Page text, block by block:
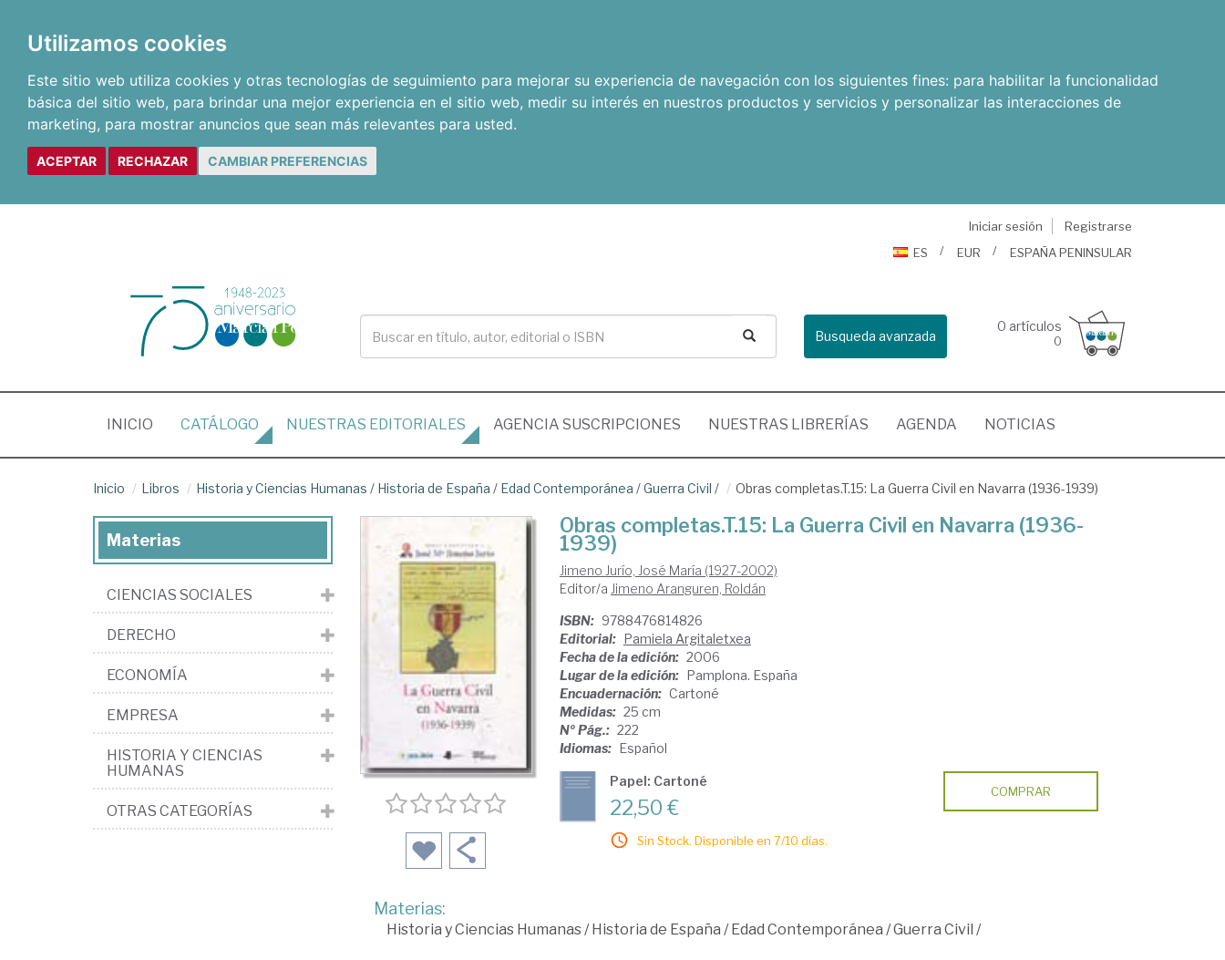
Utilizamos cookies
Este sitio web utiliza cookies y otras tecnologías de seguimiento para mejorar su experiencia de navegación con los siguientes fines: para habilitar la funcionalidad
básica del sitio web, para brindar una mejor experiencia en el sitio web, medir su interés en nuestros productos y servicios y personalizar las interacciones de
marketing, para mostrar anuncios que sean más relevantes para usted.
ACEPTAR RECHAZAR CAMBIAR PREFERENCIAS
Iniciar sesión
Registrarse
ES
EUR ESPAÑA PENINSULAR
Busqueda avanzada
0 artículos
0
INICIO (CURRENT)
CATÁLOGO NUESTRAS EDITORIALES AGENCIA SUSCRIPCIONES NUESTRAS LIBRERÍAS AGENDA NOTICIAS
Inicio Libros Historia y Ciencias Humanas / Historia de España / Edad Contemporánea /Guerra Civil / Obras completas.T.15: La Guerra Civil en Navarra (1936-1939)
Obras completas.T.15: La Guerra Civil en Navarra (1936-
1939)
Jimeno Jurío, José María (1927-2002)
Editor/a Jimeno Aranguren, Roldán
ISBN: 9788476814826
Editorial: Pamiela Argitaletxea
Fecha de la edición: 2006
Lugar de la edición: Pamplona. España
Encuadernación: Cartoné
Medidas: 25 cm
Nº Pág.: 222
Idiomas: Español
Papel: Cartoné
22,50 €
Sin Stock. Disponible en 7/10 días.
COMPRAR
Materias:
Historia y Ciencias Humanas/Historia de España /Edad Contemporánea /Guerra Civil /
Materias
CIENCIAS SOCIALES
DERECHO
ECONOMÍA
EMPRESA
HISTORIA Y CIENCIAS
HUMANAS
OTRAS CATEGORÍAS